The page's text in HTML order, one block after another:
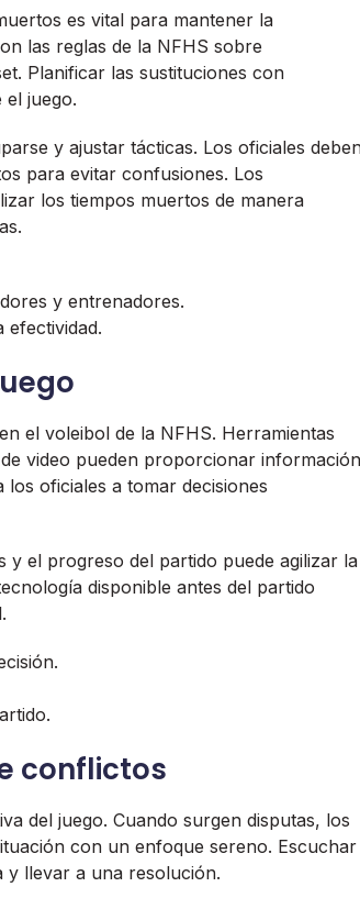
es vital para mantener la
las reglas de la NFHS sobre
Planificar las sustituciones con
juego.
y ajustar tácticas. Los oficiales
para evitar confusiones. Los
los tiempos muertos de manera
y entrenadores.
efectividad.
el voleibol de la NFHS. Herramientas
video pueden proporcionar información
oficiales a tomar decisiones
y el progreso del partido puede agilizar la
disponible antes del partido
conflictos
del juego. Cuando surgen disputas, los
con un enfoque sereno. Escuchar
y llevar a una resolución.